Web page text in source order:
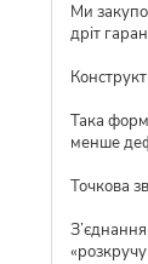
Ми
дріт
Така
менше
Точкова